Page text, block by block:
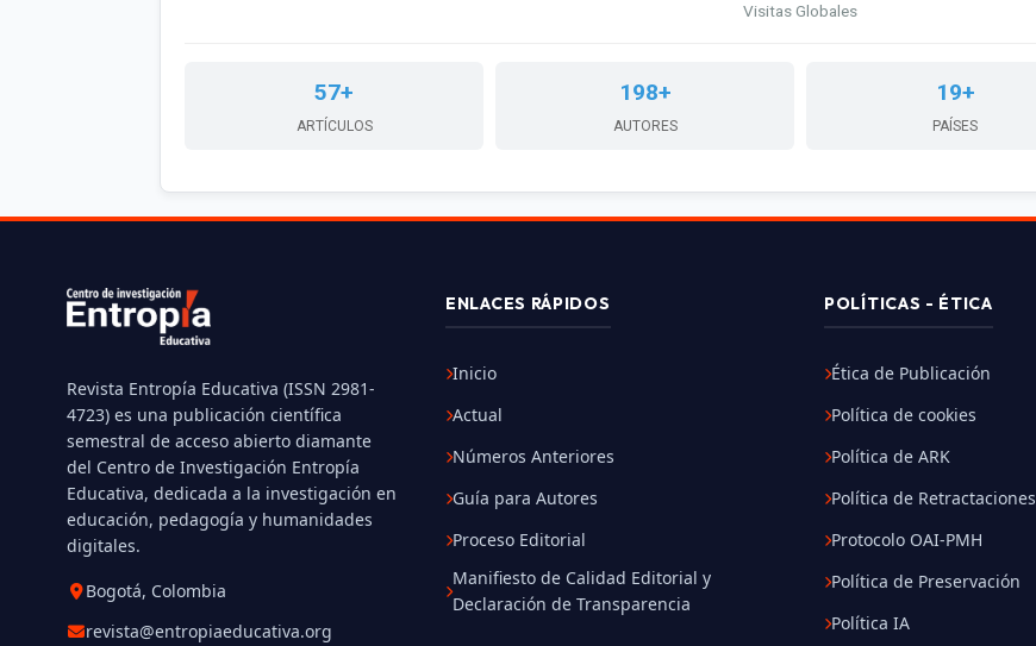
Visitas Globales
57+
ARTÍCULOS
198+
AUTORES
19+
PAÍSES
Revista Entropía Educativa (ISSN 2981-
4723) es una publicación científica
semestral de acceso abierto diamante
del Centro de Investigación Entropía
Educativa, dedicada a la investigación en
educación, pedagogía y humanidades
digitales.
Bogotá, Colombia
revista@entropiaeducativa.org
ENLACES RÁPIDOS
Inicio
Actual
Números Anteriores
Guía para Autores
Proceso Editorial
Manifiesto de Calidad Editorial y
Declaración de Transparencia
POLÍTICAS - ÉTICA
Ética de Publicación
Política de cookies
Política de ARK
Política de Retractaciones
Protocolo OAI-PMH
Política de Preservación
Política IA